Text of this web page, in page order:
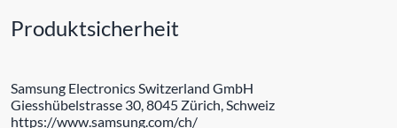
Produktsicherheit
Samsung Electronics Switzerland GmbH
Giesshübelstrasse 30, 8045 Zürich, Schweiz
https://www.samsung.com/ch/